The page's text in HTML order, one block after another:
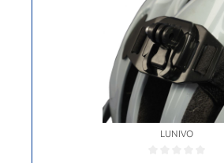
LUNIVO